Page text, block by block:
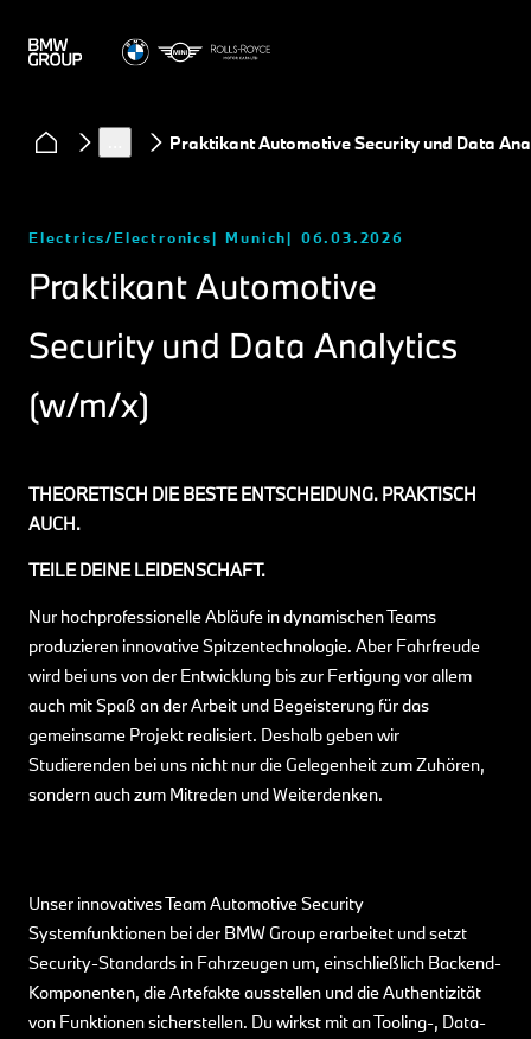
Praktikant Automotive Security und Data
Electrics/Electronics Munich 06.03.2026
Praktikant Automotive
Security und Data Analytics
(w/m/x)
THEORETISCH DIE BESTE ENTSCHEIDUNG. PRAKTISCH
AUCH.
TEILE DEINE LEIDENSCHAFT.
Nur hochprofessionelle Abläufe in dynamischen Teams
produzieren innovative Spitzentechnologie. Aber Fahrfreude
wird bei uns von der Entwicklung bis zur Fertigung vor allem
auch mit Spaß an der Arbeit und Begeisterung für das
gemeinsame Projekt realisiert. Deshalb geben wir
Studierenden bei uns nicht nur die Gelegenheit zum Zuhören,
sondern auch zum Mitreden und Weiterdenken.
Unser innovatives Team Automotive Security
Systemfunktionen bei der BMW Group erarbeitet und setzt
Security-Standards in Fahrzeugen um, einschließlich Backend-
Komponenten, die Artefakte ausstellen und die Authentizität
von Funktionen sicherstellen. Du wirkst mit an Tooling-, Data-